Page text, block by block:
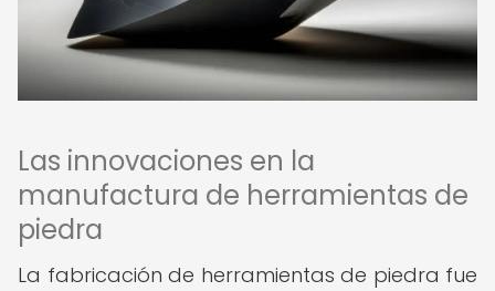
Las innovaciones en la
manufactura de herramientas de
piedra
La fabricación de herramientas de piedra fue